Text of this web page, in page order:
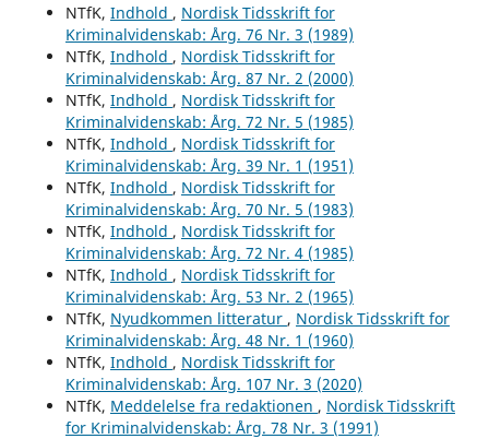
NTfK, Indhold , Nordisk Tidsskrift for
Kriminalvidenskab: Årg. 76 Nr. 3 (1989)
NTfK, Indhold , Nordisk Tidsskrift for
Kriminalvidenskab: Årg. 87 Nr. 2 (2000)
NTfK, Indhold , Nordisk Tidsskrift for
Kriminalvidenskab: Årg. 72 Nr. 5 (1985)
NTfK, Indhold , Nordisk Tidsskrift for
Kriminalvidenskab: Årg. 39 Nr. 1 (1951)
NTfK, Indhold , Nordisk Tidsskrift for
Kriminalvidenskab: Årg. 70 Nr. 5 (1983)
NTfK, Indhold , Nordisk Tidsskrift for
Kriminalvidenskab: Årg. 72 Nr. 4 (1985)
NTfK, Indhold , Nordisk Tidsskrift for
Kriminalvidenskab: Årg. 53 Nr. 2 (1965)
NTfK, Nyudkommen litteratur , Nordisk Tidsskrift for
Kriminalvidenskab: Årg. 48 Nr. 1 (1960)
NTfK, Indhold , Nordisk Tidsskrift for
Kriminalvidenskab: Årg. 107 Nr. 3 (2020)
NTfK, Meddelelse fra redaktionen , Nordisk Tidsskrift
for Kriminalvidenskab: Årg. 78 Nr. 3 (1991)